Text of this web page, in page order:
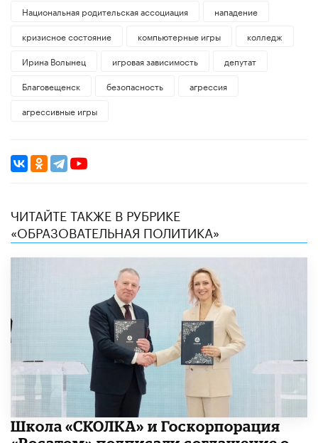
Национальная родительская ассоциация
нападение
кризисное состояние
компьютерные игры
колледж
Ирина Волынец
игровая зависимость
депутат
Благовещенск
безопасность
агрессия
агрессивные игры
ЧИТАЙТЕ ТАКЖЕ В РУБРИКЕ
«ОБРАЗОВАТЕЛЬНАЯ ПОЛИТИКА»
Школа «СКОЛКА» и Госкорпорация